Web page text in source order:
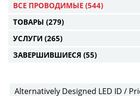
ВСЕ ПРОВОДИМЫЕ (544)
ТОВАРЫ (279)
УСЛУГИ (265)
ЗАВЕРШИВШИЕСЯ (55)
Alternatively Designed LED ID /